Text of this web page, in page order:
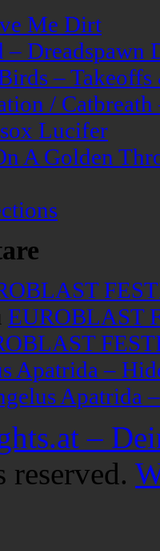
Me Dirt
– Dreadspawn
–
/
Lucifer
A Golden
EUROBLAST
Apatrida –
Apatrida
–